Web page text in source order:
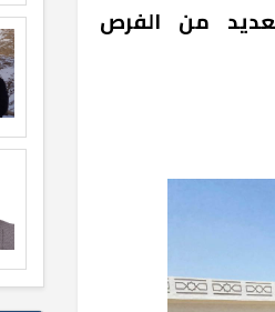
من الفرص